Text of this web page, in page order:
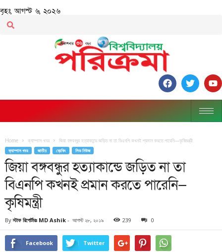
বৃহঃ, আগস্ট ৬, ২০২৬
Home ক্যাম্পাস খবর জিয়া বঙ্গবন্ধুর হত্যাকান্ডে জড়িত না তা বিএনপি কখনই প্রমান করতে পারেনি—কৃষিমন্ত্রী
ক্যাম্পাস খবর জাতীয় ব্রেকিং লিড নিউজ
জিয়া বঙ্গবন্ধুর হত্যাকান্ডে জড়িত না তা
বিএনপি কখনই প্রমান করতে পারেনি—
কৃষিমন্ত্রী
By স্টাফ রিপোর্টারঃ MD Ashik - আগস্ট ২৮, ২০১৯ 239 0
Facebook Twitter